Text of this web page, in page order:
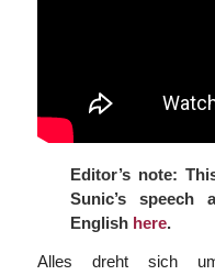
Editor’s note:
Sunic’s speech
English here.
Alles dreht sich